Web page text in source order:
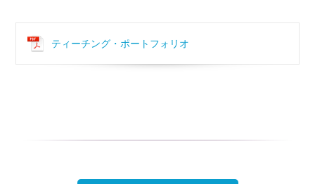
ティーチング・ポートフォリオ